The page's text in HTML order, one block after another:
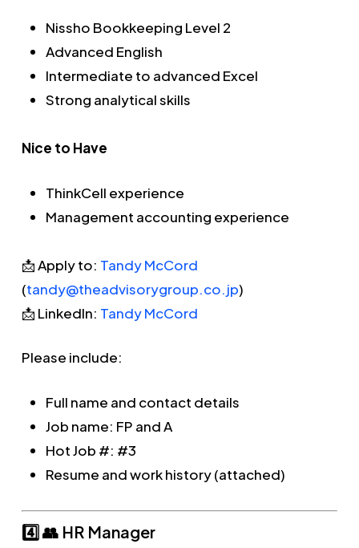
Nissho Bookkeeping Level 2
Advanced English
Intermediate to advanced Excel
Strong analytical skills
Nice to Have
ThinkCell experience
Management accounting experience
📩 Apply to: Tandy McCord
(tandy@theadvisorygroup.co.jp)
📩 LinkedIn: Tandy McCord
Please include:
Full name and contact details
Job name: FP and A
Hot Job #: #3
Resume and work history (attached)
4️⃣ 👥 HR Manager